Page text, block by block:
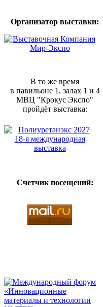
Организатор выставки:
В то же время
в павильоне 1, залах 1 и 4
МВЦ "Крокус Экспо"
пройдёт выставка:
Счетчик посещений: